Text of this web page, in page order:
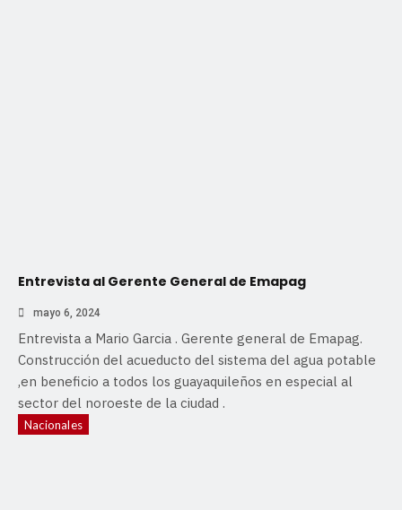
Entrevista al Gerente General de Emapag
mayo 6, 2024
Entrevista a Mario Garcia . Gerente general de Emapag.
Construcción del acueducto del sistema del agua potable
,en beneficio a todos los guayaquileños en especial al
sector del noroeste de la ciudad .
Nacionales